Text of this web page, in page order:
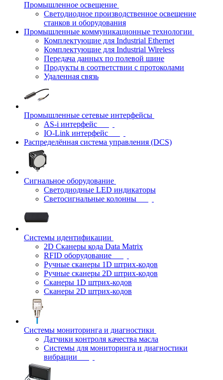
Промышленное освещение
Светодиодное производственное освещение
станков и оборудования
Промышленные коммуникационные технологии
Комплектующие для Industrial Ethernet
Комплектующие для Industrial Wireless
Передача данных по полевой шине
Продукты в соответствии с протоколами
Удаленная связь
Промышленные сетевые интерфейсы
AS-i интерфейс
IO-Link интерфейс
Распределённая система управления (DCS)
Сигнальное оборудование
Светодиодные LED индикаторы
Светосигнальные колонны
Системы идентификации
2D Сканеры кода Data Matrix
RFID оборудование
Ручные сканеры 1D штрих-кодов
Ручные сканеры 2D штрих-кодов
Сканеры 1D штрих-кодов
Сканеры 2D штрих-кодов
Системы мониторинга и диагностики
Датчики контроля качества масла
Системы для мониторинга и диагностики
вибрации